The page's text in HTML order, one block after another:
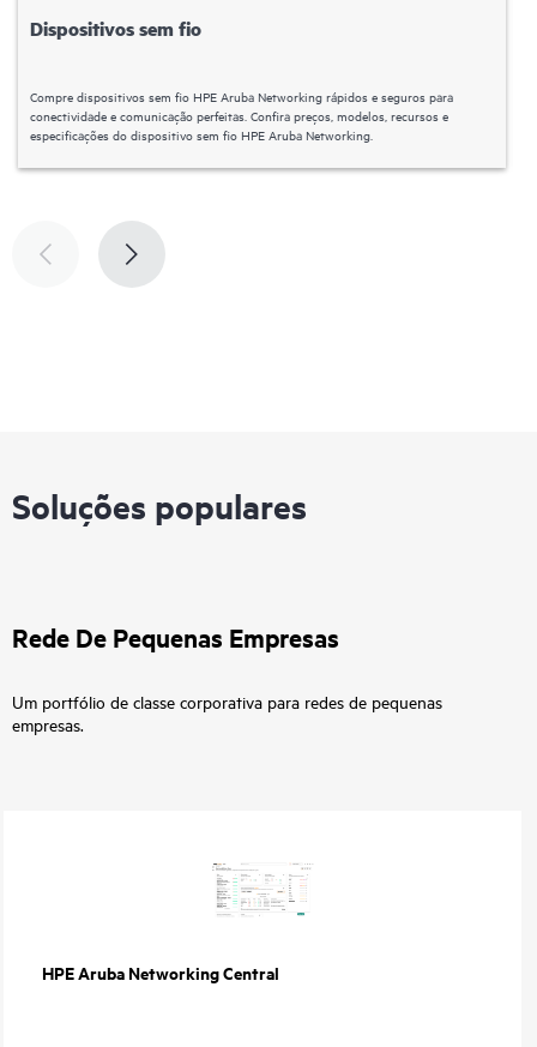
Dispositivos sem fio
Compre dispositivos sem fio HPE Aruba Networking rápidos e seguros para
conectividade e comunicação perfeitas. Confira preços, modelos, recursos e
especificações do dispositivo sem fio HPE Aruba Networking.
Soluções populares
Rede De Pequenas Empresas
Um portfólio de classe corporativa para redes de pequenas
empresas.
HPE Aruba Networking Central